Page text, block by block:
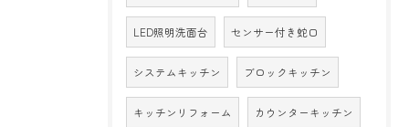
LED照明洗面台 センサー付き蛇口
システムキッチン ブロックキッチン
キッチンリフォーム カウンターキッチン